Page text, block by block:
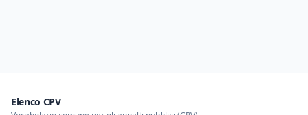
Elenco CPV